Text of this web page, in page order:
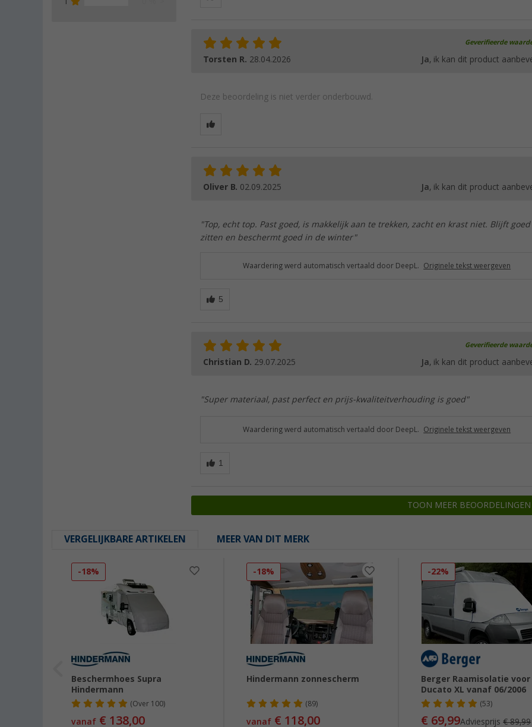
Geverifieerde
Torsten R. 28.04.2026 Ja, ik kan dit product
Deze beoordeling is niet verder onderbouwd.
Oliver B. 02.09.2025 Ja, ik kan dit product
"Top, echt top. Past goed, is makkelijk aan te trekken, zacht en krast niet. Blijft goed
zitten en beschermt goed in de winter"
Waardering werd automatisch vertaald door DeepL. Originele tekst weergeven
Geverifieerde
Christian D. 29.07.2025 Ja, ik kan dit product
"Super materiaal, past perfect en prijs-kwaliteitverhouding is goed"
Waardering werd automatisch vertaald door DeepL. Originele tekst weergeven
TOON MEER BEOORDELINGEN
VERGELIJKBARE ARTIKELEN MEER VAN DIT MERK
-18%
Beschermhoes Supra
Hindermann
(Over 100)
vanaf € 138,00
-18%
Hindermann zonnescherm
(89)
vanaf€ 118,00
-22%
Berger Raamisolatie voor
Ducato XL vanaf 06/2006
(53)
€ 69,99Adviesprijs€ 89,99